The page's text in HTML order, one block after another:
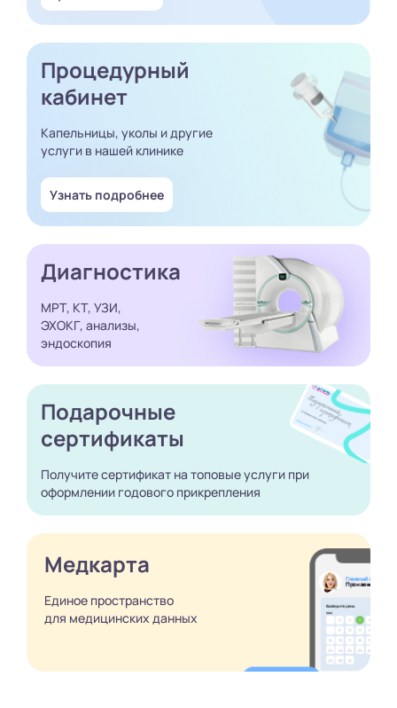
Процедурный
кабинет
Капельницы, уколы и другие
услуги в нашей клинике
Узнать подробнее
Диагностика
МРТ, КТ, УЗИ,
ЭХОКГ, анализы,
эндоскопия
Подарочные
сертификаты
Получите сертификат на топовые услуги при
оформлении годового прикрепления
Медкарта
Единое пространство
для медицинских данных